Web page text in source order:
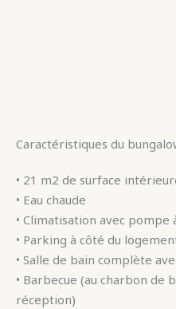
Caractéristiques du
• 21 m2 de surface
• Eau chaude
• Climatisation avec pompe
• Parking à côté du
• Salle de bain complète
• Barbecue (au charbon de
réception)